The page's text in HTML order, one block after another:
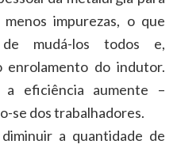
impurezas, o que
mudá-los todos e,
enrolamento do indutor.
eficiência aumente –
se dos trabalhadores.
a quantidade de